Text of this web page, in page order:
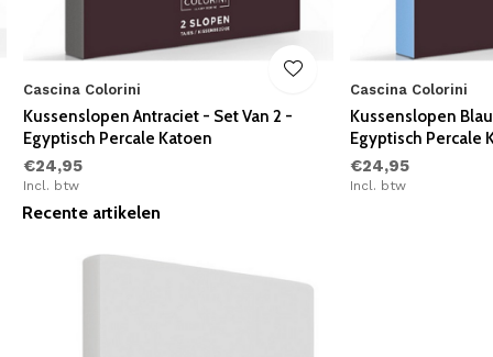
Cascina Colorini
Kussenslopen Antraciet - Set Van 2 -
Egyptisch Percale Katoen
€24,95
Incl. btw
Cascina Colorini
Kussenslopen
Egyptisch Percale
€24,95
Incl. btw
Recente artikelen